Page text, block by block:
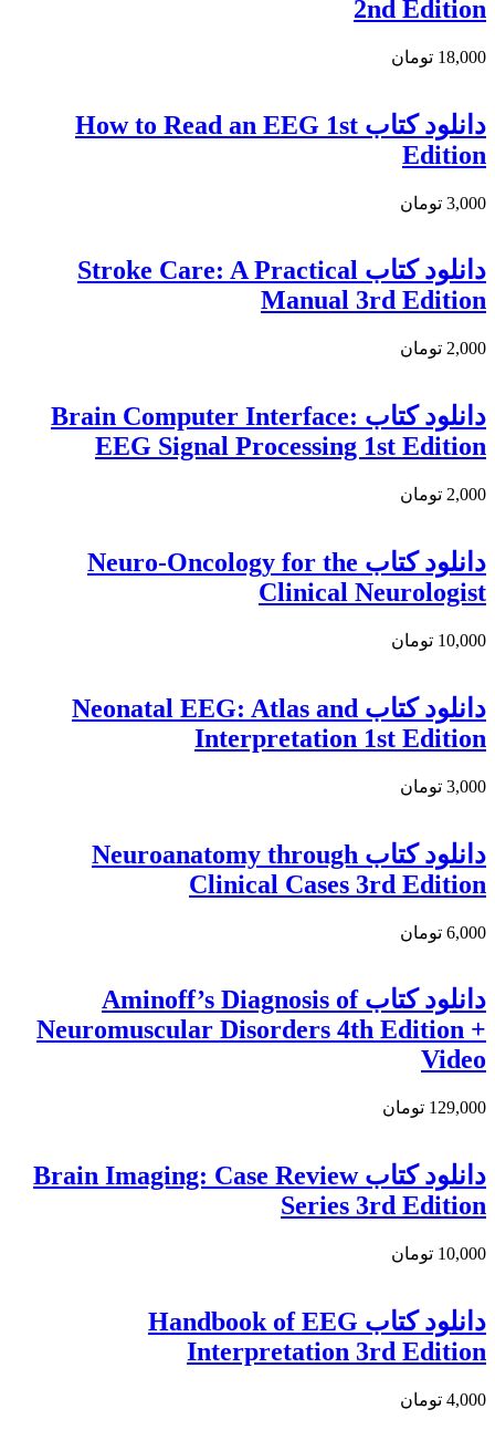
2nd Edition
18,000 تومان
دانلود کتاب How to Read an EEG 1st
Edition
3,000 تومان
دانلود كتاب Stroke Care: A Practical
Manual 3rd Edition
2,000 تومان
دانلود كتاب Brain Computer Interface:
EEG Signal Processing 1st Edition
2,000 تومان
دانلود کتاب Neuro-Oncology for the
Clinical Neurologist
10,000 تومان
دانلود کتاب Neonatal EEG: Atlas and
Interpretation 1st Edition
3,000 تومان
دانلود كتاب Neuroanatomy through
Clinical Cases 3rd Edition
6,000 تومان
دانلود کتاب Aminoff’s Diagnosis of
Neuromuscular Disorders 4th Edition +
Video
129,000 تومان
دانلود کتاب Brain Imaging: Case Review
Series 3rd Edition
10,000 تومان
دانلود کتاب Handbook of EEG
Interpretation 3rd Edition
4,000 تومان